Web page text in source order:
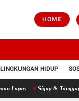
HOME
LINGKUNGAN HIDUP
Sigap & Tanggap Darurat,